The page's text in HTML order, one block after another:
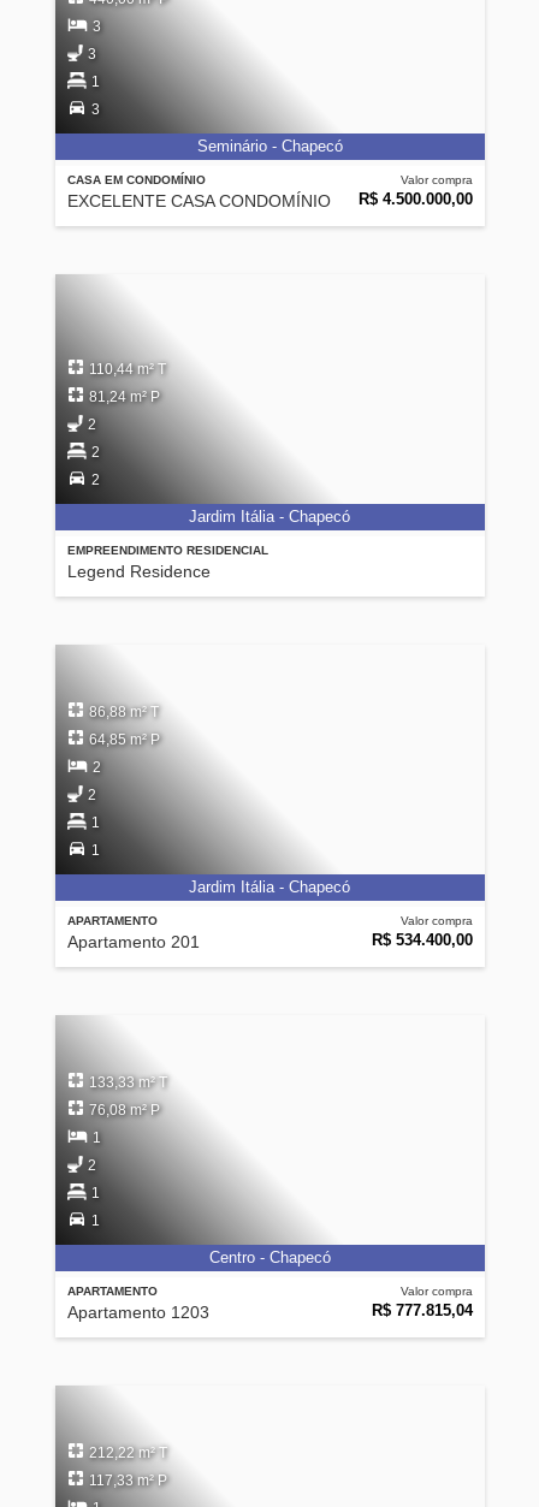
CASA EM CONDOMÍNIO
EXCELENTE CASA CONDOMÍNIO
Valor compra
R$ 4.500.000,00
3
3
1
3
Seminário - Chapecó
EMPREENDIMENTO RESIDENCIAL
Legend Residence
110,44 m² T
81,24 m² P
2
2
2
Jardim Itália - Chapecó
APARTAMENTO
Apartamento 201
Valor compra
R$ 534.400,00
86,88 m² T
64,85 m² P
2
2
1
1
Jardim Itália - Chapecó
APARTAMENTO
Apartamento 1203
Valor compra
R$ 777.815,04
133,33 m² T
76,08 m² P
1
2
1
1
Centro - Chapecó
212,22 m² T
117,33 m² P